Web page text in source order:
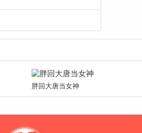
胖回大唐当女神